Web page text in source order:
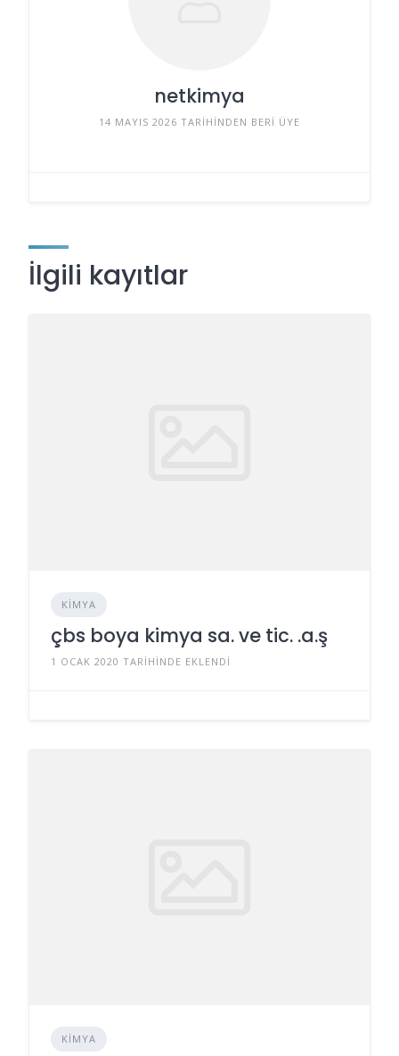
netkimya
14 MAYIS 2026 TARIHINDEN BERI ÜYE
İlgili kayıtlar
KIMYA
çbs boya kimya sa. ve tic. .a.ş
1 OCAK 2020 TARIHINDE EKLENDI
KIMYA